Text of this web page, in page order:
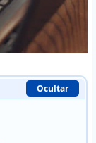
Ocultar